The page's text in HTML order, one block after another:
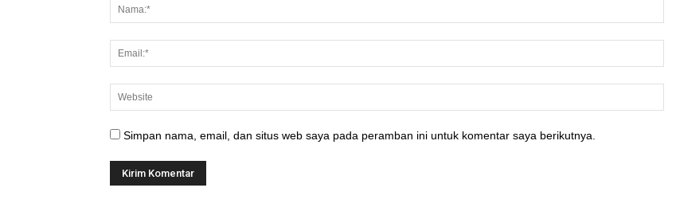
Simpan nama, email, dan situs web saya pada peramban ini untuk komentar saya berikutnya.